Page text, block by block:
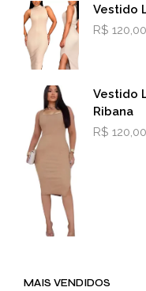
Vestido
R$ 120,00
Vestido
Ribana
R$ 120,00
MAIS VENDIDOS